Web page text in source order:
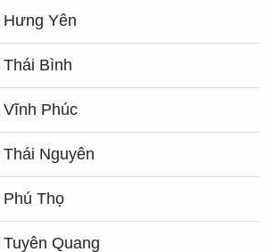
Yên
Bình
Phúc
Nguyên
Thọ
Quang